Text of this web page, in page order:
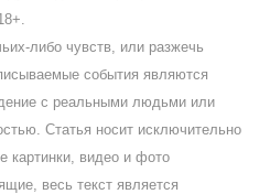
либо чувств, или разжечь
события являются
с реальными людьми или
Статья носит исключительно
картинки, видео и фото
весь текст является